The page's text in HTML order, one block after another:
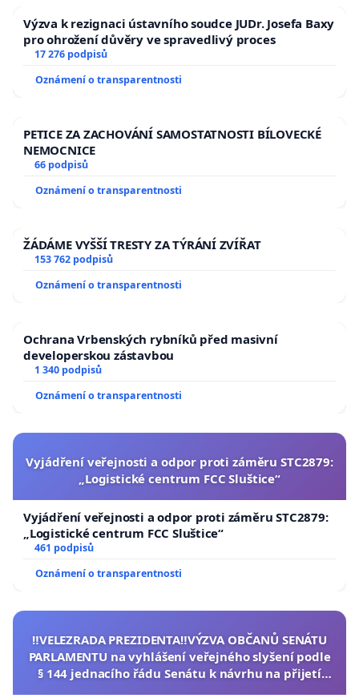
Výzva k rezignaci ústavního soudce JUDr. Josefa Baxy
pro ohrožení důvěry ve spravedlivý proces
17 276 podpisů
Oznámení o transparentnosti
PETICE ZA ZACHOVÁNÍ SAMOSTATNOSTI BÍLOVECKÉ
NEMOCNICE
66 podpisů
Oznámení o transparentnosti
ŽÁDÁME VYŠŠÍ TRESTY ZA TÝRÁNÍ ZVÍŘAT
153 762 podpisů
Oznámení o transparentnosti
Ochrana Vrbenských rybníků před masivní
developerskou zástavbou
1 340 podpisů
Oznámení o transparentnosti
Vyjádření veřejnosti a odpor proti záměru STC2879:
„Logistické centrum FCC Sluštice“
Vyjádření veřejnosti a odpor proti záměru STC2879:
„Logistické centrum FCC Sluštice“
461 podpisů
Oznámení o transparentnosti
‼️VELEZRADA PREZIDENTA‼️VÝZVA OBČANŮ SENÁTU
PARLAMENTU na vyhlášení veřejného slyšení podle
§ 144 jednacího řádu Senátu k návrhu na přijetí